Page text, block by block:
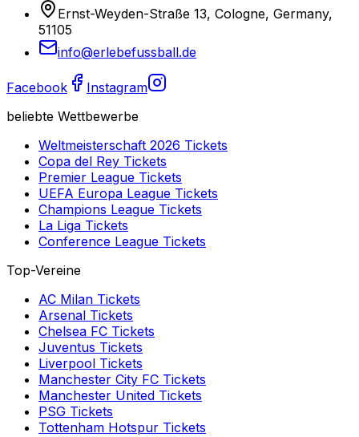
Ernst-Weyden-Straße 13, Cologne, Germany,
51105
info@erlebefussball.de
Facebook
Instagram
beliebte Wettbewerbe
Weltmeisterschaft 2026 Tickets
Copa del Rey Tickets
Premier League Tickets
UEFA Europa League Tickets
Champions League Tickets
La Liga Tickets
Conference League Tickets
Top-Vereine
AC Milan Tickets
Arsenal Tickets
Chelsea FC Tickets
Juventus Tickets
Liverpool Tickets
Manchester City FC Tickets
Manchester United Tickets
PSG Tickets
Tottenham Hotspur Tickets